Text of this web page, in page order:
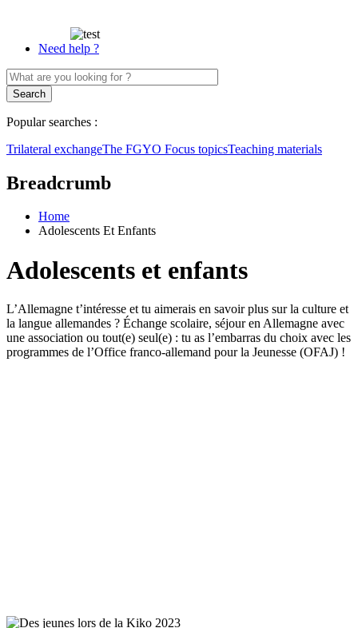
Need help ?
Popular searches :
Trilateral exchangeThe FGYO Focus topicsTeaching materials
Breadcrumb
Home
Adolescents Et Enfants
Adolescents et enfants
L’Allemagne t’intéresse et tu aimerais en savoir plus sur la culture et
la langue allemandes ? Échange scolaire, séjour en Allemagne avec
une association ou tout(e) seul(e) : tu as l’embarras du choix avec les
programmes de l’Office franco-allemand pour la Jeunesse (OFAJ) !